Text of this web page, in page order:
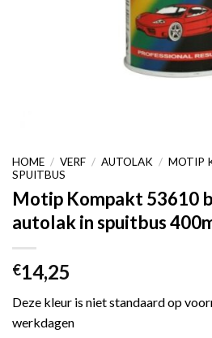
HOME / VERF / AUTOLAK / MOTIP
SPUITBUS
Motip Kompakt 53610
autolak in spuitbus
€14,25
Deze kleur is niet standaard op
werkdagen